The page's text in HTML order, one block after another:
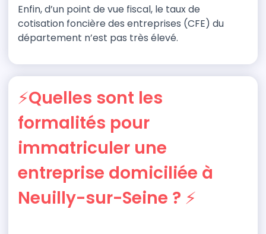
Enfin,d’un point de vue fiscal, le taux de
cotisation foncière des entreprises (CFE) du
département n’est pas très élevé.
⚡️Quelles sont les
formalités pour
immatriculer une
entreprise domiciliée à
Neuilly-sur-Seine ? ⚡️